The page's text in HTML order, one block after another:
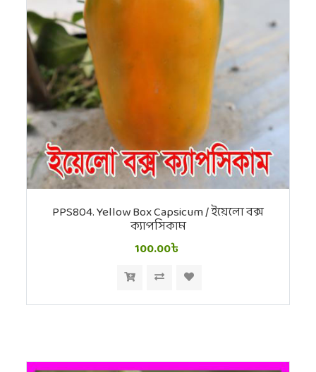
PPS804. Yellow Box Capsicum / ইয়েলো বক্স
ক্যাপসিকাম
100.00৳